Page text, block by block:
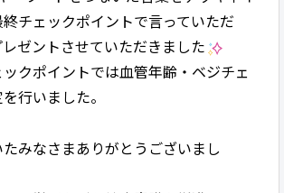
チェックポイントで言っていただ
ゼントさせていただきました
クポイントでは血管年齢・ベジチェ
行いました。
みなさまありがとうございまし